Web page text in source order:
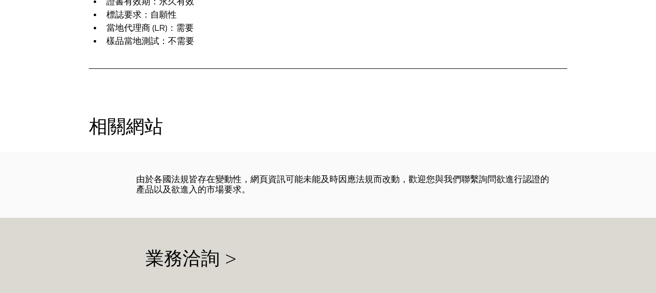
標誌要求：自願性
當地代理商 (LR)：需要
樣品當地測試：不需要
相關網站
​由於各國法規皆存在變動性，網頁資訊可能未能及時因應法規而改動，歡迎您與我們聯繫詢問欲進行認證的
產品以及欲進入的市場要求。
業務洽詢 >